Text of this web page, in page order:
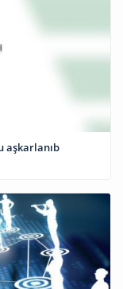
aşkarlanıb